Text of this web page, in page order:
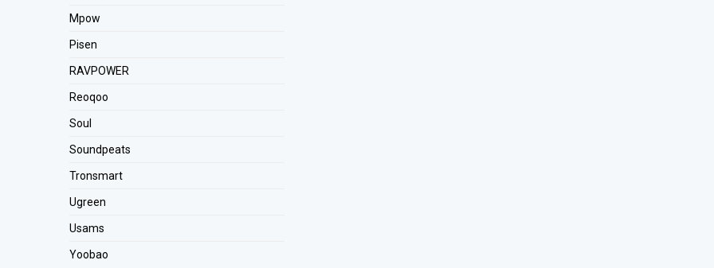
Mpow
Pisen
RAVPOWER
Reoqoo
Soul
Soundpeats
Tronsmart
Ugreen
Usams
Yoobao